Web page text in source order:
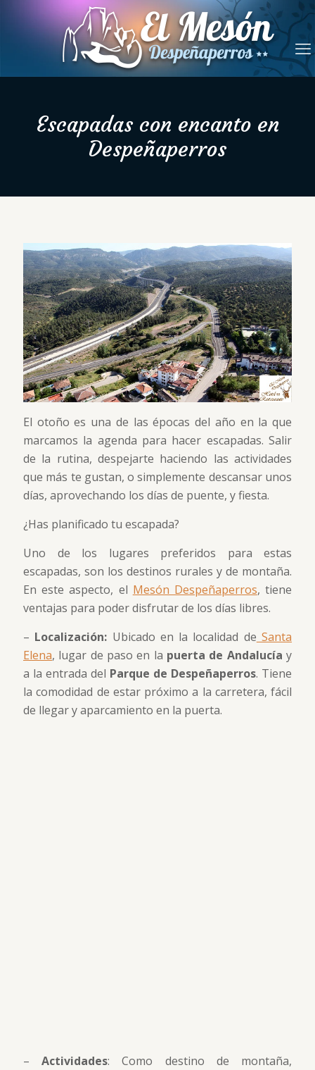
Escapadas con encanto en
Despeñaperros
El otoño es una de las épocas del año en la que
marcamos la agenda para hacer escapadas. Salir
de la rutina, despejarte haciendo las actividades
que más te gustan, o simplemente descansar unos
días, aprovechando los días de puente, y fiesta.
¿Has planificado tu escapada?
Uno de los lugares preferidos para estas
escapadas, son los destinos rurales y de montaña.
En este aspecto, el Mesón Despeñaperros, tiene
ventajas para poder disfrutar de los días libres.
– Localización: Ubicado en la localidad de Santa
Elena, lugar de paso en la puerta de Andalucía y
a la entrada del Parque de Despeñaperros. Tiene
la comodidad de estar próximo a la carretera, fácil
de llegar y aparcamiento en la puerta.
–Actividades: Como destino de montaña,